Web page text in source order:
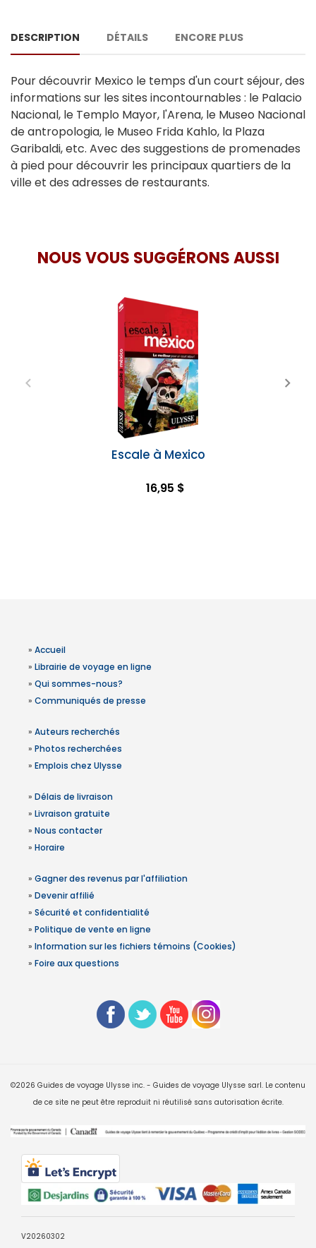
DESCRIPTION DÉTAILS ENCORE PLUS
Pour découvrir Mexico le temps d'un court séjour, des
informations sur les sites incontournables : le Palacio
Nacional, le Templo Mayor, l'Arena, le Museo Nacional
de antropologia, le Museo Frida Kahlo, la Plaza
Garibaldi, etc. Avec des suggestions de promenades
à pied pour découvrir les principaux quartiers de la
ville et des adresses de restaurants.
NOUS VOUS SUGGÉRONS AUSSI
Escale à Mexico
16,95 $
» Accueil
» Librairie de voyage en ligne
» Qui sommes-nous?
» Communiqués de presse
» Auteurs recherchés
» Photos recherchées
» Emplois chez Ulysse
» Délais de livraison
» Livraison gratuite
» Nous contacter
» Horaire
» Gagner des revenus par l'affiliation
» Devenir affilié
» Sécurité et confidentialité
» Politique de vente en ligne
» Information sur les fichiers témoins (Cookies)
» Foire aux questions
©2026 Guides de voyage Ulysse inc. - Guides de voyage Ulysse sarl. Le contenu
de ce site ne peut être reproduit ni réutilisé sans autorisation écrite.
V20260302